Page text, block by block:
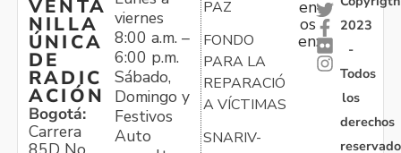
VENTA
NILLA
ÚNICA
DE
RADIC
ACIÓN
Bogotá:
Carrera
viernes
8:00 a.m. –
6:00 p.m.
Sábado,
Domingo y
Festivos
Auto
PAZ
FONDO
PARA LA
REPARACIÓN
A VÍCTIMAS
SNARIV-
en
os
en:
2023
-
Todos
los
derechos